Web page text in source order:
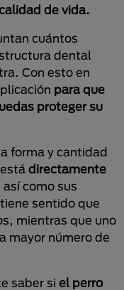
de vida.
cuántos
dental
Con esto en
para que
proteger su
forma y cantidad
directamente
así como sus
sentido que
mientras que uno
mayor número de
saber si el perro